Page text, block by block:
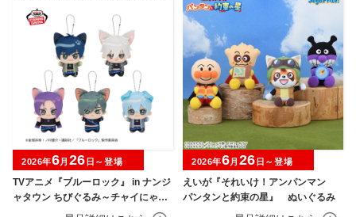
TVアニメ『ブルーロック』 in ナンジ
ャタウン ちびぐるみ～チャイにゃFe
2026年6月 26 日～登場
えいが『それいけ！アンパンマン
パンタンと約束の星』 ぬいぐるみ
2026年6月 26 日～登場